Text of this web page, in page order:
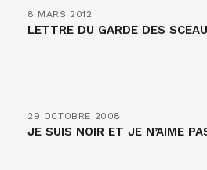
8 MARS 2012
LETTRE DU GARDE DES
29 OCTOBRE 2008
JE SUIS NOIR ET JE N’AIME